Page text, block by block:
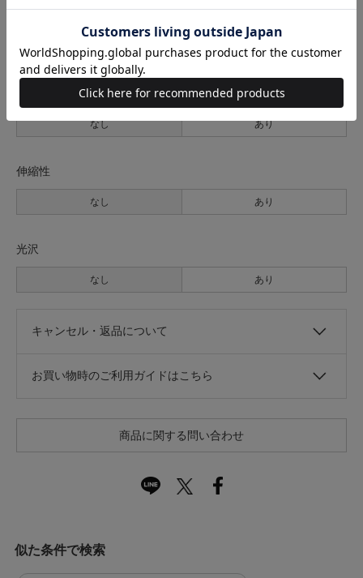
あり
なし あり
伸縮性
なし あり
光沢
なし あり
キャンセル・返品について
お買い物時のご利用ガイドはこちら
商品に関する問い合わせ
似た条件で検索